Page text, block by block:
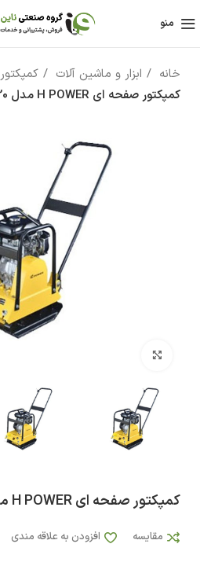
منو
خانه ابزار و ماشین آلات
کمپکتور
کمپکتور صفحه ای H POWER مدل C 120
کمپکتور صفحه ای H POWER مدل C 120
مقایسه افزودن به علاقه مندی